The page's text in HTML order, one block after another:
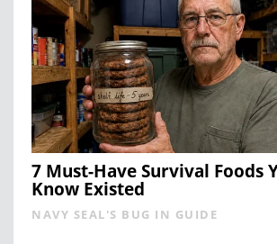
7 Must-Have Survival Foods
Know Existed
NAVY SEAL'S BUG IN GUIDE